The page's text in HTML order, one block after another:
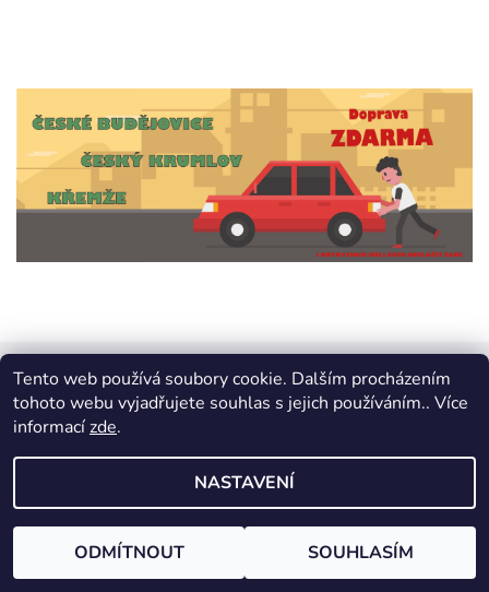
2026 © Psí Vesmír, všechna práva vyhrazena
Tento web používá soubory cookie. Dalším procházením
tohoto webu vyjadřujete souhlas s jejich používáním.. Více
informacízde.
NASTAVENÍ
ODMÍTNOUT SOUHLASÍM